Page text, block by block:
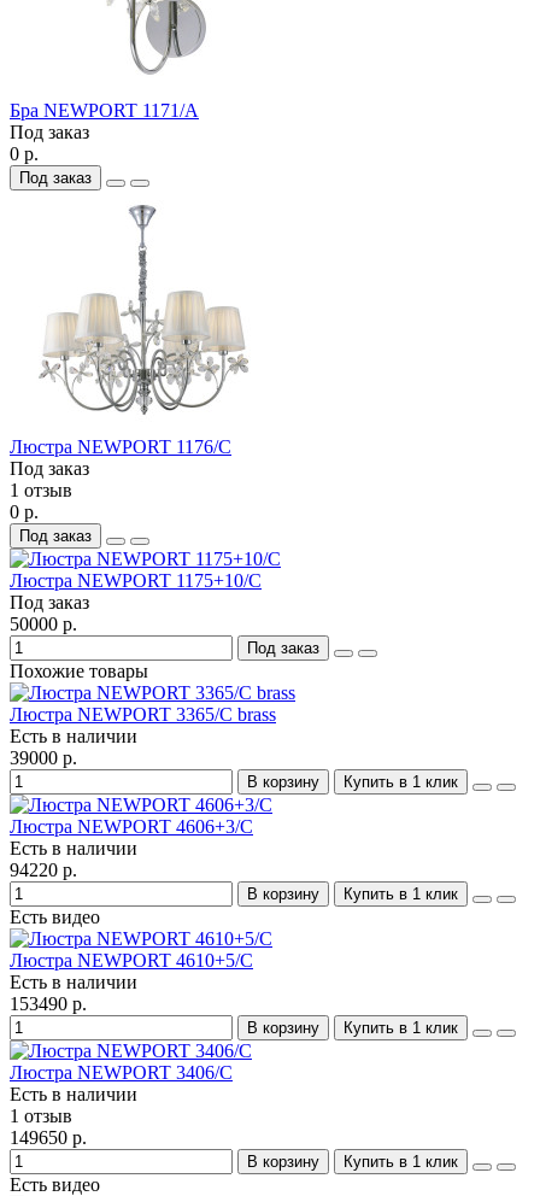
Бра NEWPORT 1171/A
Под заказ
0 р.
Под заказ
Люстра NEWPORT 1176/C
Под заказ
1 отзыв
0 р.
Под заказ
Люстра NEWPORT 1175+10/C
Под заказ
50000 р.
Под заказ
Похожие товары
Люстра NEWPORT 3365/C brass
Есть в наличии
39000 р.
В корзину Купить в 1 клик
Люстра NEWPORT 4606+3/C
Есть в наличии
94220 р.
В корзину Купить в 1 клик
Есть видео
Люстра NEWPORT 4610+5/C
Есть в наличии
153490 р.
В корзину Купить в 1 клик
Люстра NEWPORT 3406/C
Есть в наличии
1 отзыв
149650 р.
В корзину Купить в 1 клик
Есть видео